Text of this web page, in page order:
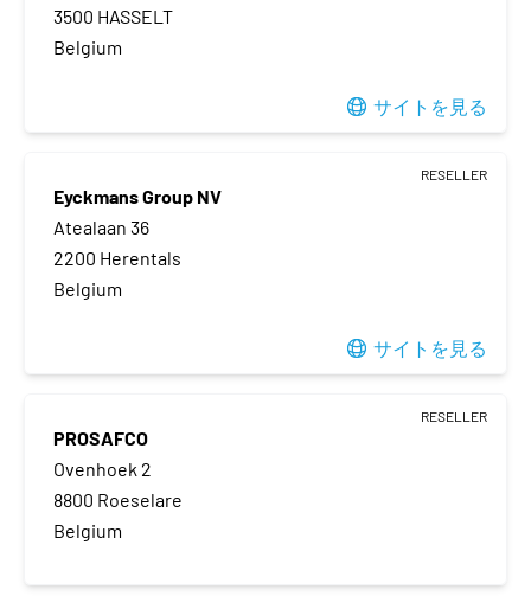
3500 HASSELT
Belgium
サイトを見る
RESELLER
Eyckmans Group NV
Atealaan 36
2200 Herentals
Belgium
サイトを見る
RESELLER
PROSAFCO
Ovenhoek 2
8800 Roeselare
Belgium